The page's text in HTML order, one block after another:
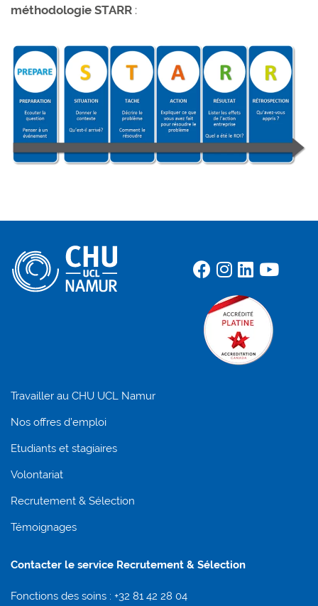
méthodologie STARR :
Travailler au CHU UCL Namur
Nos offres d’emploi
Etudiants et stagiaires
Volontariat
Recrutement & Sélection
Témoignages
Contacter le service Recrutement & Sélection
Fonctions des soins : +32 81 42 28 04